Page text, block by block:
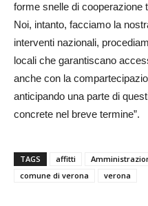
forme snelle di cooperazione
Noi, intanto, facciamo la
interventi nazionali,
locali che garantiscano
anche con la
anticipando una parte di
concrete nel breve termine”.
TAGS affitti
comune di verona
verona